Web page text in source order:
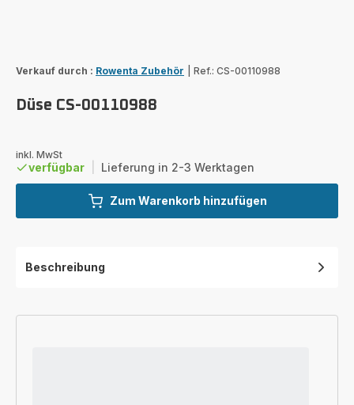
Verkauf durch : Rowenta Zubehör Ref.: CS-00110988
Düse CS-00110988
inkl. MwSt
verfügbar Lieferung in 2-3 Werktagen
Zum Warenkorb hinzufügen
Beschreibung